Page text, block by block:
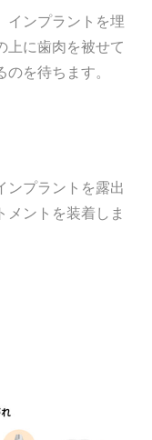
インプラントを埋
上に歯肉を被せて
を待ちます。
ンプラントを露出
メントを装着しま